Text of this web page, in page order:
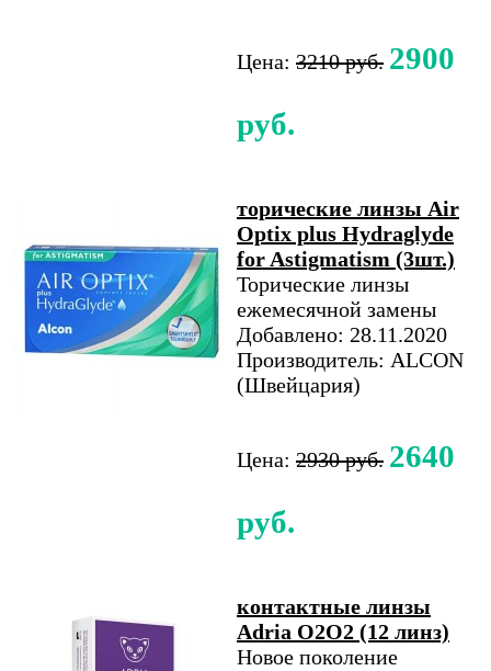
Цена: 3210 руб. 2900
руб.
торические линзы Air
Optix plus Hydraglyde
for Astigmatism (3шт.)
Торические линзы
ежемесячной замены
Добавлено: 28.11.2020
Производитель: ALCON
(Швейцария)
Цена: 2930 руб. 2640
руб.
контактные линзы
Adria O2O2 (12 линз)
Новое поколение